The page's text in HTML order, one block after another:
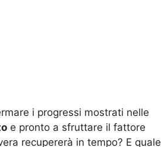
i progressi mostrati nelle
e pronto a sfruttare il fattore
recupererà in tempo? E quale